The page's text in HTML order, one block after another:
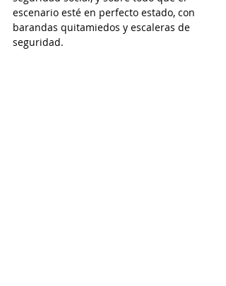
escenario esté en perfecto estado, con
barandas quitamiedos y escaleras de
seguridad.